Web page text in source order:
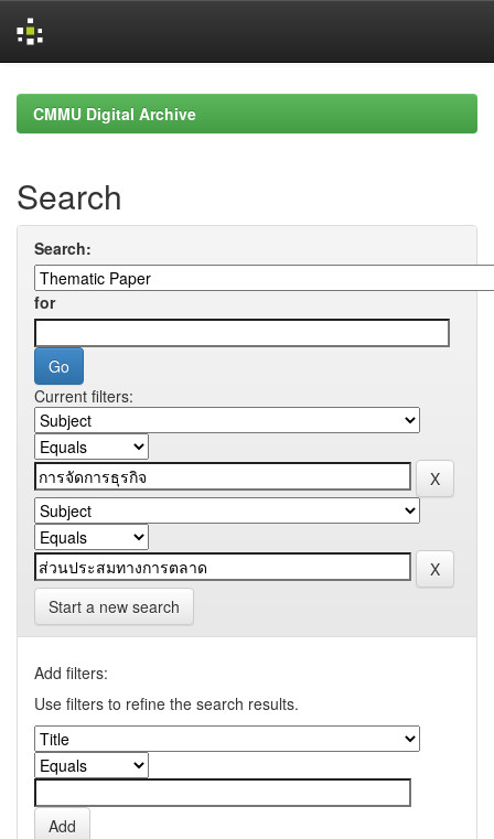
navigationCMMU Digital Archive
Search
Search:
for
Current filters:
Start a new search
Add filters:
Use filters to refine the search results.